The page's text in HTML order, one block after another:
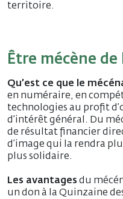
territoire.
Être mécène
Qu’est ce que le
en numéraire, en
technologies au profit
d’intérêt général. Du
de résultat financier
d’image qui la rendra
plus solidaire.
Les avantages du
un don à la Quinzaine